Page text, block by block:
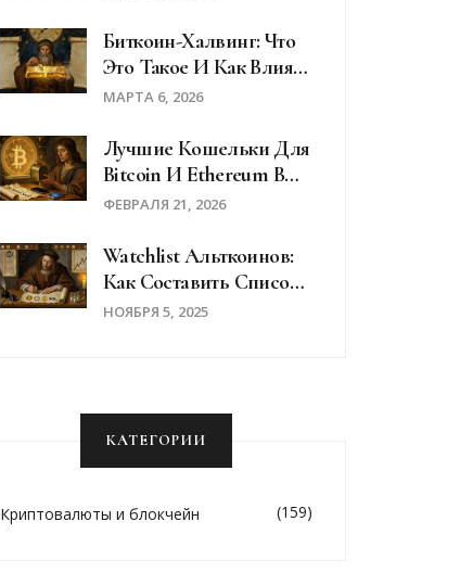
Биткоин-Халвинг: Что
Это Такое И Как Влияет
На Цену В 2026 Году
МАРТА 6, 2026
Лучшие Кошельки Для
Bitcoin И Ethereum В
2026: Как Выбрать
ФЕВРАЛЯ 21, 2026
Watchlist Альткоинов:
Как Составить Список
Наблюдения Для
НОЯБРЯ 5, 2025
КАТЕГОРИИ
Криптовалюты и блокчейн (159)